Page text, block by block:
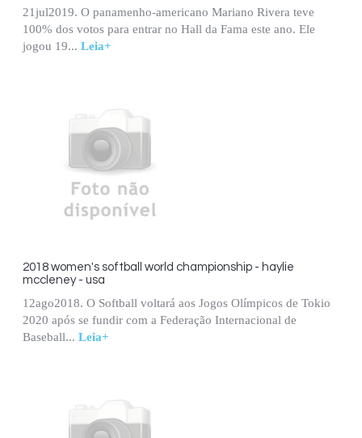
21jul2019. O panamenho-americano Mariano Rivera teve
100% dos votos para entrar no Hall da Fama este ano. Ele
jogou 19... Leia+
2018 women's softball world championship - haylie
mccleney - usa
12ago2018. O Softball voltará aos Jogos Olímpicos de Tokio
2020 após se fundir com a Federação Internacional de
Baseball... Leia+